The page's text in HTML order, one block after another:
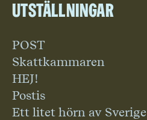
Utställningar
POST
Skattkammaren
HEJ!
Postis
Ett litet hörn av Sverige